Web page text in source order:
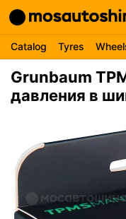
Catalog Tyres
Grunbaum
давления в